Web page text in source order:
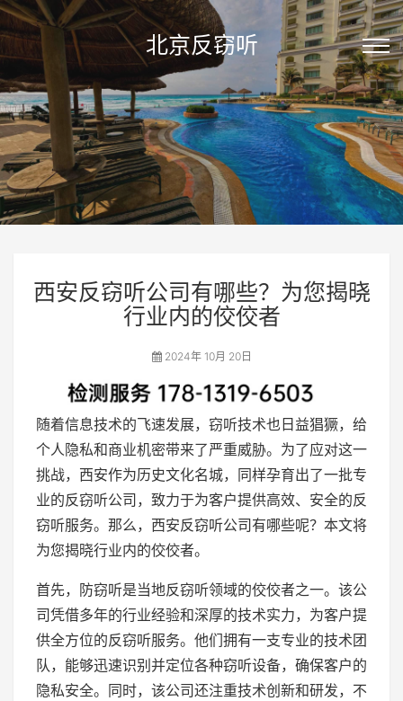
北京反窃听
西安反窃听公司有哪些？为您揭晓
行业内的佼佼者
2024年 10月 20日
随着信息技术的飞速发展，窃听技术也日益猖獗，给
个人隐私和商业机密带来了严重威胁。为了应对这一
挑战，西安作为历史文化名城，同样孕育出了一批专
业的反窃听公司，致力于为客户提供高效、安全的反
窃听服务。那么，西安反窃听公司有哪些呢？本文将
为您揭晓行业内的佼佼者。
首先，防窃听是当地反窃听领域的佼佼者之一。该公
司凭借多年的行业经验和深厚的技术实力，为客户提
供全方位的反窃听服务。他们拥有一支专业的技术团
队，能够迅速识别并定位各种窃听设备，确保客户的
隐私安全。同时，该公司还注重技术创新和研发，不